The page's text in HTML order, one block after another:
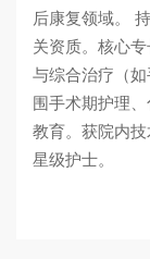
后康复领域。
关资质。核心
与综合治疗（
围手术期护理
教育。获院内
星级护士。